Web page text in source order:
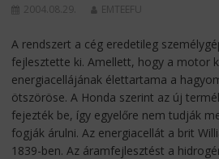
2004.08.29. EMTEEFU
A rendszert a cég eredetileg
fejlesztette ki. Amellett, hogy a motor
energiacellájának élettartama a
ötszöröse. A Honda szerint az új
fejezték be, így egyelőre nem tudják
fogják árulni. Az energiacellát a brit
1839-ben. Az áramfejlesztést a